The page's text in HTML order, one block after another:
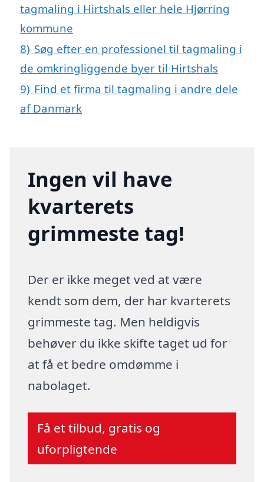
tagmaling i Hirtshals eller hele Hjørring
kommune
8) Søg efter en professionel til tagmaling i
de omkringliggende byer til Hirtshals
9) Find et firma til tagmaling i andre dele
af Danmark
Ingen vil have
kvarterets
grimmeste tag!
Der er ikke meget ved at være
kendt som dem, der har kvarterets
grimmeste tag. Men heldigvis
behøver du ikke skifte taget ud for
at få et bedre omdømme i
nabolaget.
Få et tilbud, gratis og
uforpligtende